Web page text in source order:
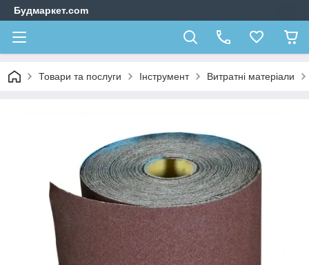
Будмаркет.com
Товари та послуги Інструмент Витратні матеріали